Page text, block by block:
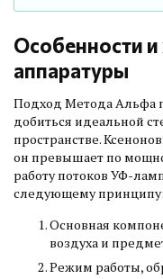
Особенности и
аппаратуры
Подход Метода Альфа
добиться идеальной
пространстве.
он превышает по
работу потоков УФ-
следующему принципу:
Основная
воздуха и
Режим работы,